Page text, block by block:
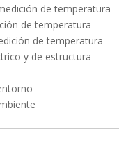
de temperatura
de temperatura
de temperatura
y de estructura